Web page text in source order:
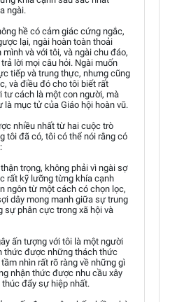
ngài.
hề có cảm giác cứng ngắc,
lại, ngài hoàn toàn thoải
và với tôi, và ngài chu đáo,
lời mọi câu hỏi. Ngài muốn
tiếp và trung thực, nhưng cũng
và điều đó cho tôi biết rất
tư cách là một con người, mà
mục tử của Giáo hội hoàn vũ.
nhiều nhất từ hai cuộc trò
tôi đã có, tôi có thể nói rằng có
trọng, không phải vì ngài sợ
rất kỹ lưỡng từng khía cạnh
ngôn từ một cách có chọn lọc,
dây mong manh giữa sự trung
sự phân cực trong xã hội và
ấn tượng với tôi là một người
thức được những thách thức
nhìn rất rõ ràng về những gì
nhận thức được nhu cầu xây
đẩy sự hiệp nhất.